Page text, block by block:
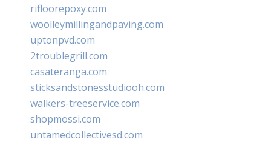
rifloorepoxy.com
woolleymillingandpaving.com
uptonpvd.com
2troublegrill.com
casateranga.com
sticksandstonesstudiooh.com
walkers-treeservice.com
shopmossi.com
untamedcollectivesd.com